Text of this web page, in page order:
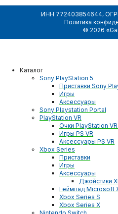
ИНН 772403854644,
Политика
© 2026
Каталог
Sony PlayStation 5
Приставки Sony
Игры
Аксессуары
Sony Playstation Portal
PlayStation VR
Очки PlayStation VR
Игры PS VR
Аксессуары PS VR
Xbox Series
Приставки
Игры
Аксессуары
Джойстики
Геймпад Microsoft
Xbox Series S
Xbox Series X